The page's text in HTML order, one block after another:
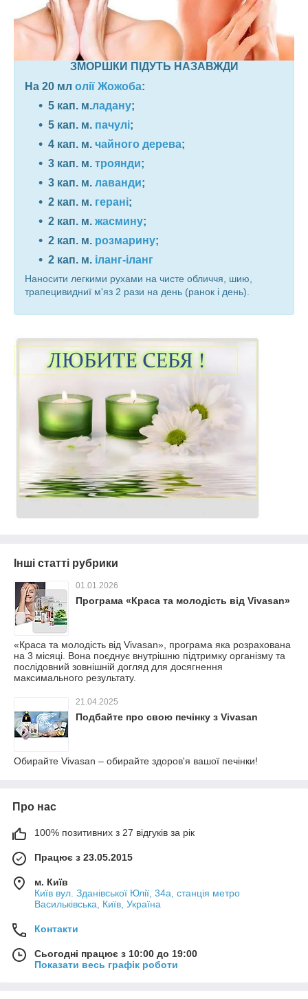
ЗМОРШКИ ПІДУТЬ НАЗАВЖДИ
На 20 мл олії Жожоба:
5 кап. м.ладану;
5 кап. м. пачулі;
4 кап. м. чайного дерева;
3 кап. м. троянди;
3 кап. м. лаванди;
2 кап. м. герані;
2 кап. м. жасмину;
2 кап. м. розмарину;
2 кап. м. іланг-іланг
Наносити легкими рухами на чисте обличчя, шию,
трапецивидниї м'яз 2 рази на день (ранок і день).
Інші статті рубрики
01.01.2026
Програма «Краса та молодість від Vivasan»
«Краса та молодість від Vivasan», програма яка розрахована
на 3 місяці. Вона поєднує внутрішню підтримку організму та
послідовний зовнішній догляд для досягнення
максимального результату.
21.04.2025
Подбайте про свою печінку з Vivasan
Обирайте Vivasan – обирайте здоров'я вашої печінки!
Про нас
100% позитивних з 27 відгуків за рік
Працює з 23.05.2015
м. Київ
Київ вул. Зданівської Юлії, 34а, станція метро
Васильківська, Київ, Україна
Контакти
Сьогодні працює з 10:00 до 19:00
Показати весь графік роботи